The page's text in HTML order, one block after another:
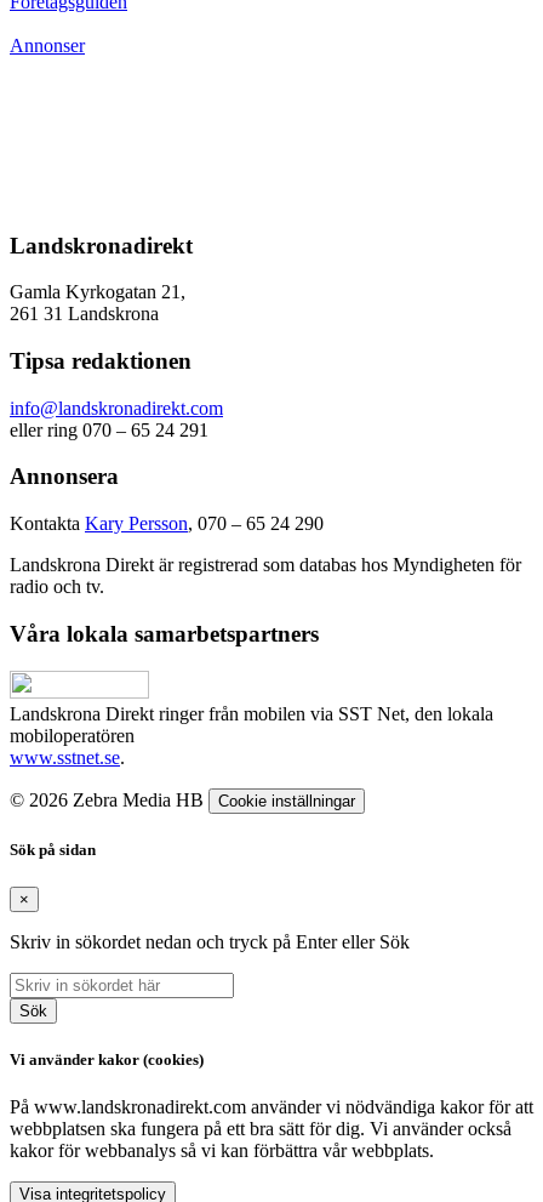
Annonser
Landskronadirekt
Gamla Kyrkogatan 21,
261 31 Landskrona
Tipsa redaktionen
info@landskronadirekt.com
eller ring 070 – 65 24 291
Annonsera
Kontakta Kary Persson, 070 – 65 24 290
Landskrona Direkt är registrerad som databas hos Myndigheten för
radio och tv.
Våra lokala samarbetspartners
Landskrona Direkt ringer från mobilen via SST Net, den lokala
mobiloperatören
www.sstnet.se.
© 2026 Zebra Media HB Cookie inställningar
Sök på sidan
×
Skriv in sökordet nedan och tryck på Enter eller Sök
Sök
Vi använder kakor (cookies)
På www.landskronadirekt.com använder vi nödvändiga kakor för att
webbplatsen ska fungera på ett bra sätt för dig. Vi använder också
kakor för webbanalys så vi kan förbättra vår webbplats.
Visa integritetspolicy